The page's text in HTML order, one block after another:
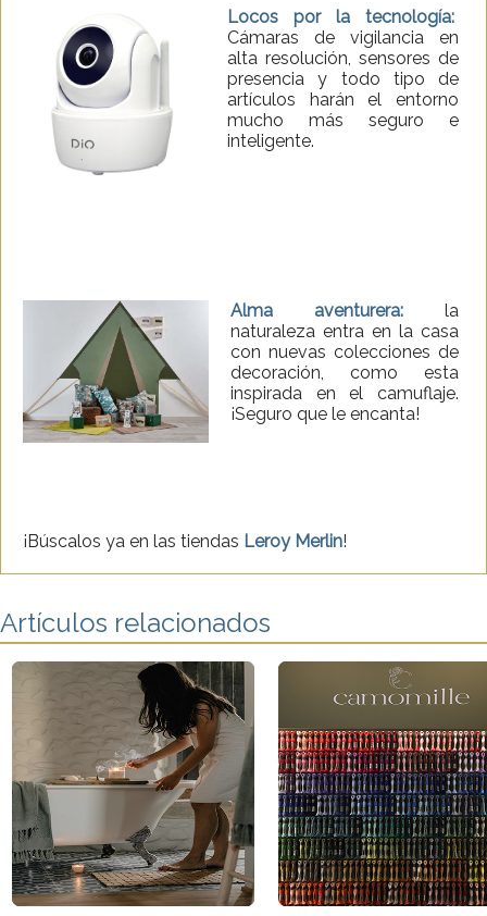
Locos por la tecnología:
Cámaras de vigilancia en
alta resolución, sensores de
presencia y todo tipo de
artículos harán el entorno
mucho más seguro e
inteligente.
Alma aventurera: la
naturaleza entra en la casa
con nuevas colecciones de
decoración, como esta
inspirada en el camuflaje.
¡Seguro que le encanta!
¡Búscalos ya en las tiendas Leroy Merlin!
Artículos relacionados